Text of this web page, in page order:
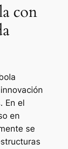
con
En el
en
se